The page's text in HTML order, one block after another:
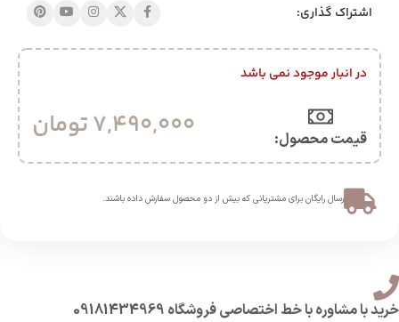
اشتراک گذاری:
در انبار موجود نمی باشد
قیمت محصول:​ 7,490,000تومان
ارسال رایگان برای مشتریانی که بیش از دو محصول سفارش داده باشند.​
خرید با مشاوره با خط اختصاصی فروشگاه 09181434969